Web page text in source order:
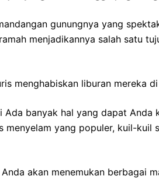
gunungnya yang
menjadikannya salah satu
menghabiskan liburan mereka
Ada banyak hal yang dapat Anda
menyelam yang populer, kuil-kuil
akan menemukan berbagai